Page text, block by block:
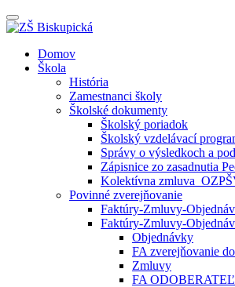
Prepínateľná
navigácia
Prejsť
Domov
Škola
História
Zamestnanci školy
Školské dokumenty
Školský poriadok
Školský vzdelávací
Správy o výsledkoch a
Zápisnice zo zasadnutia
Kolektívna
Povinné zverejňovanie
Faktúry-Zmluvy-
Faktúry-Zmluvy-
Objednávky
FA zverejňovanie
Zmluvy
FA